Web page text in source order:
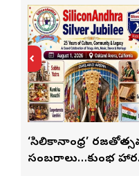
‘సిలికానాంధ్ర’
సంబరాలు…కుంభ